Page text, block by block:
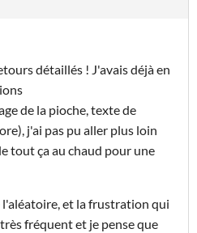
détaillés ! J'avais déjà en
de la pioche, texte de
j'ai pas pu aller plus loin
tout ça au chaud pour une
et la frustration qui
fréquent et je pense que